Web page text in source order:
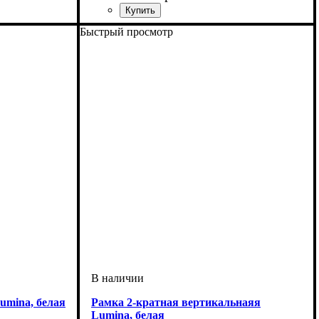
Тип электрофурнитуры: Рамки
Количество мест рамок: 4 поста
Серия: Lumina-Soul
Цвет: Белый
Положение рамки при монтаже:
Горизонтальная
белая
Быстрый просмотр
Рамка 2-кратная вертикальнаяя
Lumina, белая